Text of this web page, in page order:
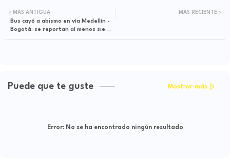
MÁS RECIENTE
MÁS ANTIGUA
Bus cayó a abismo en vía Medellín -
Bogotá: se reportan al menos siete
Puede que te guste Mostrar más
Error:No se ha encontrado ningún resultado